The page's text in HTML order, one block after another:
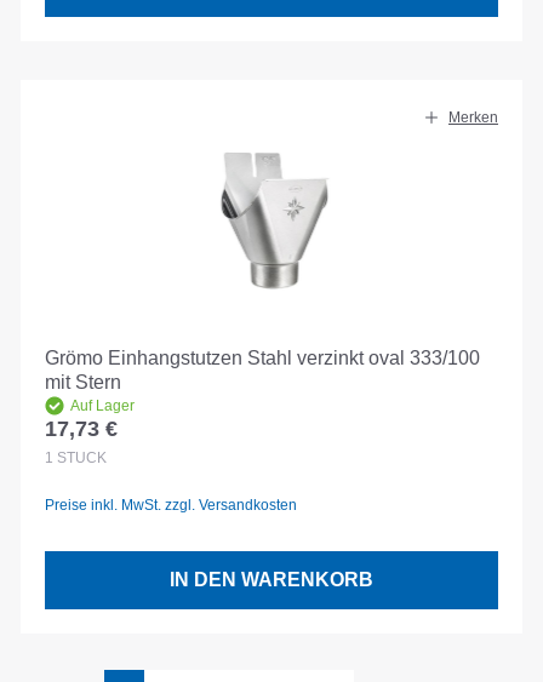
Merken
Grömo Einhangstutzen Stahl verzinkt oval 333/100
mit Stern
Auf Lager
Regulärer Preis:
17,73 €
1 STÜCK
Preise inkl. MwSt. zzgl. Versandkosten
IN DEN WARENKORB